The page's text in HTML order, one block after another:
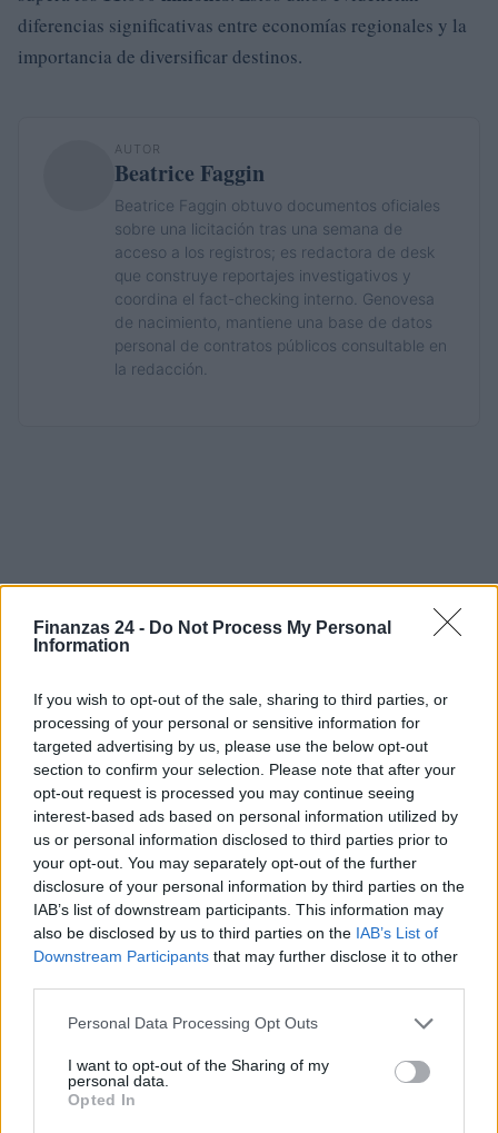
Finanzas 24 - Do Not Process My Personal
Information
If you wish to opt-out of the sale, sharing to third parties, or
processing of your personal or sensitive information for
targeted advertising by us, please use the below opt-out
section to confirm your selection. Please note that after your
opt-out request is processed you may continue seeing
interest-based ads based on personal information utilized by
us or personal information disclosed to third parties prior to
your opt-out. You may separately opt-out of the further
disclosure of your personal information by third parties on the
IAB’s list of downstream participants. This information may
also be disclosed by us to third parties on the IAB’s List of
Downstream Participants that may further disclose it to other
Please note that this website/app uses one or more Google
not limited to your visit or usage behaviour. You may click to
grant or deny consent to Google and its third-party tags to
use your data for below specified purposes in below Google
Personal Data Processing Opt Outs
I want to opt-out of the Sharing of my
personal data.
Opted In
diferencias significativas entre economías regionales y la
importancia de diversificar destinos.
AUTOR
Beatrice Faggin
Beatrice Faggin obtuvo documentos oficiales
sobre una licitación tras una semana de
acceso a los registros; es redactora de desk
que construye reportajes investigativos y
coordina el fact-checking interno. Genovesa
de nacimiento, mantiene una base de datos
personal de contratos públicos consultable en
la redacción.
Sigue leyendo